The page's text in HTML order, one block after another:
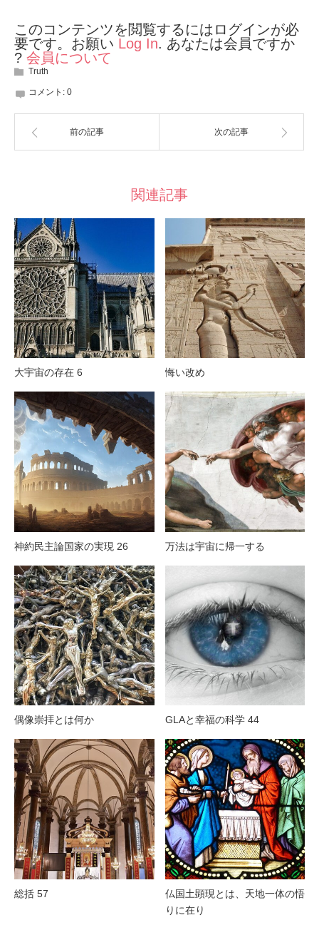
このコンテンツを閲覧するにはログインが必
要です。お願い Log In. あなたは会員ですか
? 会員について
Truth
コメント: 0
前の記事 次の記事
関連記事
大宇宙の存在 6 悔い改め
神約民主論国家の実現 26 万法は宇宙に帰一する
偶像崇拝とは何か GLAと幸福の科学 44
総括 57
仏国土顕現とは、天地一体の悟
りに在り